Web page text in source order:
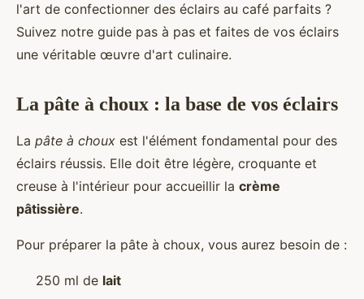
l'art de confectionner des éclairs au café parfaits ?
Suivez notre guide pas à pas et faites de vos éclairs
une véritable œuvre d'art culinaire.
La pâte à choux : la base de vos éclairs
La pâte à choux est l'élément fondamental pour des
éclairs réussis. Elle doit être légère, croquante et
creuse à l'intérieur pour accueillir la crème
pâtissière.
Pour préparer la pâte à choux, vous aurez besoin de :
250 ml de lait